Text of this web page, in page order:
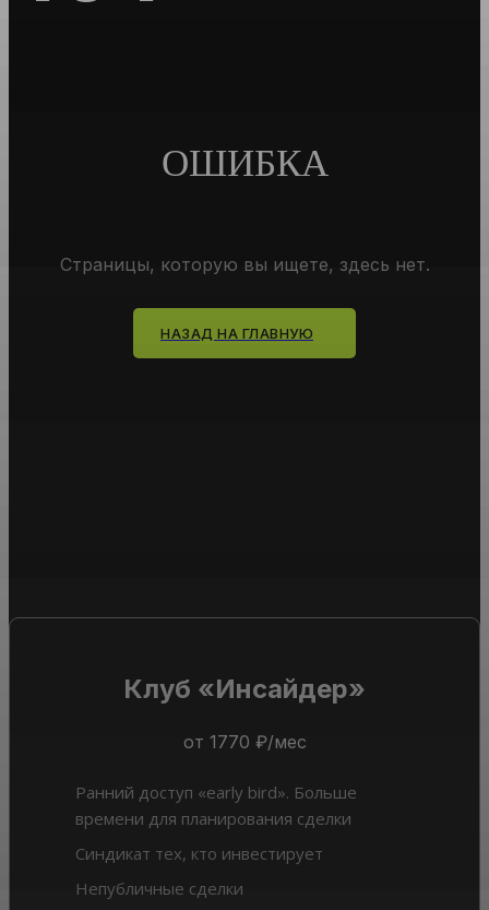
ОШИБКА
Страницы, которую вы ищете, здесь нет.
НАЗАД НА ГЛАВНУЮ
Клуб «Инсайдер»
от 1770 ₽/мес
Ранний доступ «early bird». Больше
времени для планирования сделки
Синдикат тех, кто инвестирует
Непубличные сделки